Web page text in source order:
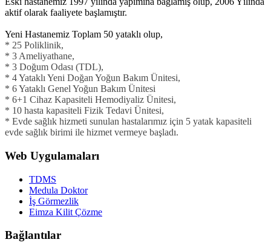
aktif olarak faaliyete başlamıştır.
Yeni Hastanemiz Toplam 50 yataklı olup,
* 25 Poliklinik,
* 3 Ameliyathane,
* 3 Doğum Odası (TDL),
* 4 Yataklı Yeni Doğan Yoğun Bakım Ünitesi,
* 6 Yataklı Genel Yoğun Bakım Ünitesi
* 6+1 Cihaz Kapasiteli Hemodiyaliz Ünitesi,
* 10 hasta kapasiteli Fizik Tedavi Ünitesi,
* Evde sağlık hizmeti sunulan hastalarımız için 5 yatak kapasiteli
evde sağlık birimi ile hizmet vermeye başladı.
Web Uygulamaları
TDMS
Medula Doktor
İş Görmezlik
Eimza Kilit Çözme
Bağlantılar